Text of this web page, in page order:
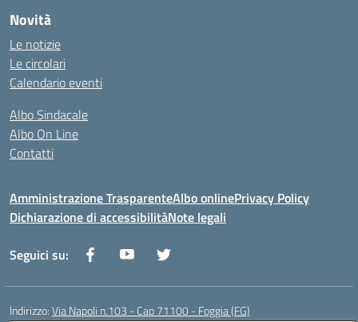
Novità
Le notizie
Le circolari
Calendario eventi
Albo Sindacale
Albo On Line
Contatti
Amministrazione TrasparenteAlbo onlinePrivacy Policy
Dichiarazione di accessibilitàNote legali
Seguici su:
Indirizzo:Via Napoli n.103 - Cap 71100 - Foggia (FG)